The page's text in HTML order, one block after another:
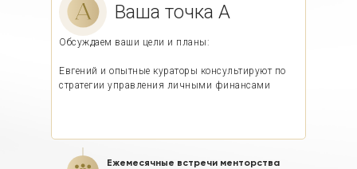
Обсуждаем ваши цели и планы:
Евгений и опытные кураторы консультируют по
стратегии управления личными финансами
Ваша точка А
Ежемесячные встречи менторства